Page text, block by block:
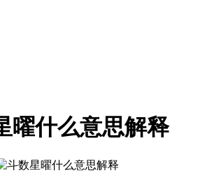
曜什么意思解释